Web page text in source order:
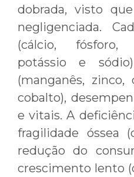
dobrada, visto
negligenciada.
(cálcio, fósforo,
potássio e
(manganês,
cobalto),
e vitais. A
fragilidade óssea
redução do
crescimento lento